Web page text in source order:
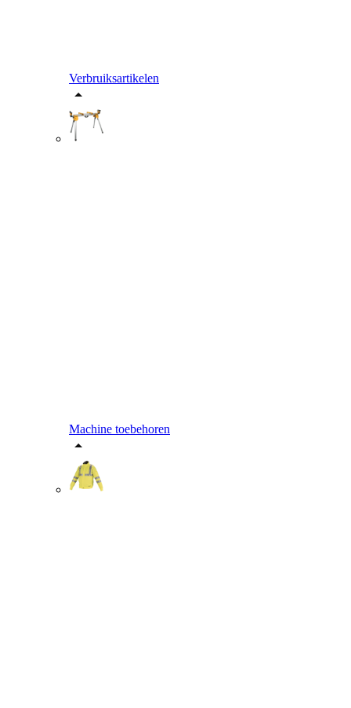
Verbruiksartikelen
Machine toebehoren